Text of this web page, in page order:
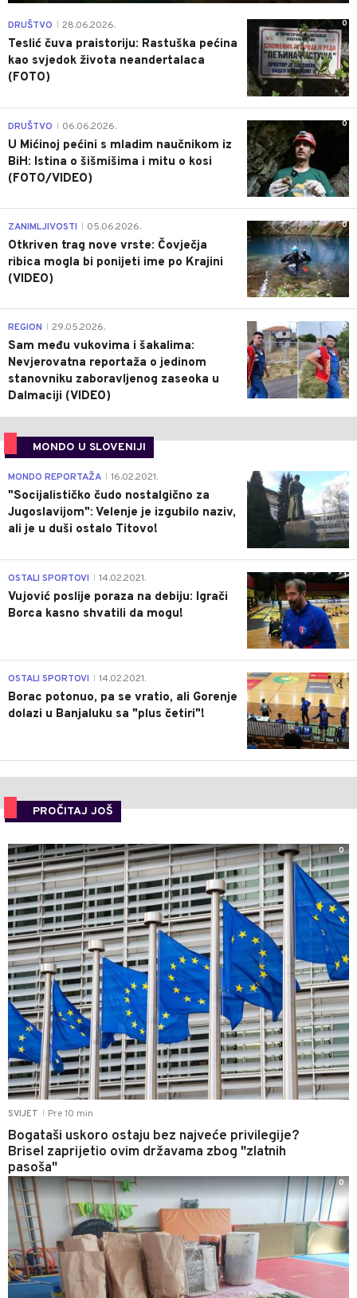
0
DRUŠTVO 28.06.2026.
Teslić čuva praistoriju: Rastuška pećina
kao svjedok života neandertalaca
(FOTO)
0
DRUŠTVO 06.06.2026.
U Mićinoj pećini s mladim naučnikom iz
BiH: Istina o šišmišima i mitu o kosi
(FOTO/VIDEO)
0
ZANIMLJIVOSTI 05.06.2026.
Otkriven trag nove vrste: Čovječja
ribica mogla bi ponijeti ime po Krajini
(VIDEO)
0
REGION 29.05.2026.
Sam među vukovima i šakalima:
Nevjerovatna reportaža o jedinom
stanovniku zaboravljenog zaseoka u
Dalmaciji (VIDEO)
MONDO U SLOVENIJI
4
MONDO REPORTAŽA 16.02.2021.
"Socijalističko čudo nostalgično za
Jugoslavijom": Velenje je izgubilo naziv,
ali je u duši ostalo Titovo!
1
OSTALI SPORTOVI 14.02.2021.
Vujović poslije poraza na debiju: Igrači
Borca kasno shvatili da mogu!
3
OSTALI SPORTOVI 14.02.2021.
Borac potonuo, pa se vratio, ali Gorenje
dolazi u Banjaluku sa "plus četiri"!
PROČITAJ JOŠ
SVIJET Pre 10 min
Bogataši uskoro ostaju bez najveće privilegije?
Brisel zaprijetio ovim državama zbog "zlatnih
pasoša"
0
0